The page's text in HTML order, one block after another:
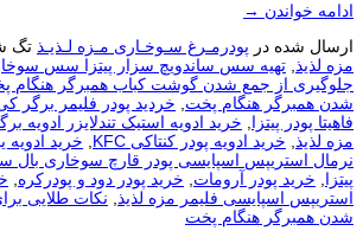
ادامه خواندن →
ارسال شده در پودرمـرغ سـوخـاری مـزه لـذیـذ تگ
مزه لذیذ
تهیه سس ساندویچ سزار پیتزا سس
جلوگیری از جمع شدن گوشت کباب همبرگر هنگام
شدن همبرگر هنگام پخت
خردید پودر فلیمر
فاهیتا پودر پیتزا
خرید ادویه استیک تندلایزر ادویه
مزه لذیذ
خرید ادویه پودر کنتاکی KFC خرید ادویه
نرمال استریپس اسپایسی پودر قارچ سوخاری بال
پیتزا
خرید پودر آرومات خرید پودر دود و پودرکره
استریپس اسپایسی فلیمر مزه لذیذ
نکات طلایی
شدن همبرگر هنگام پخت